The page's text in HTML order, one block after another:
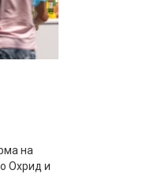
на
Охрид и